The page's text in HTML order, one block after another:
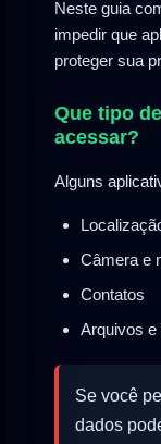
Neste guia
impedir que
proteger sua
Que tipo
acessar?
Alguns
Câmera e
Contatos
Arquivos e
Se você
dados